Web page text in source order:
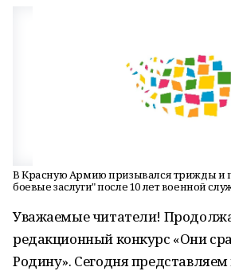
В Красную Армию призывался трижды и
боевые заслуги" после 10 лет военной
Уважаемые читатели!
редакционный конкурс «Они
Родину». Сегодня